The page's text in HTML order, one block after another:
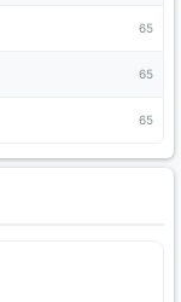
65
65
65